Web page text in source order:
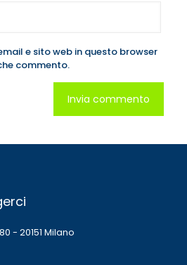
e sito web in questo browser
commento.
- 20151 Milano